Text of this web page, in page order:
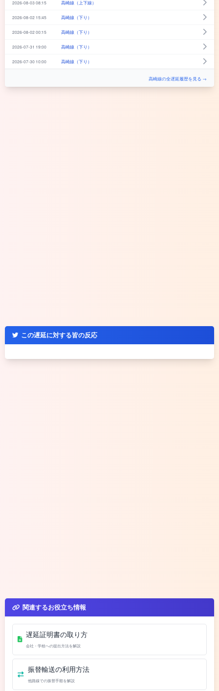
2026-08-03 08:15 高崎線（上下線）
2026-08-02 15:45 高崎線（下り）
2026-08-02 00:15 高崎線（下り）
2026-07-31 19:00 高崎線（下り）
2026-07-30 10:00 高崎線（下り）
高崎線の全遅延履歴を見る →
この遅延に対する皆の反応
関連するお役立ち情報
遅延証明書の取り方
会社・学校への提出方法を解説
振替輸送の利用方法
他路線での振替手順を解説